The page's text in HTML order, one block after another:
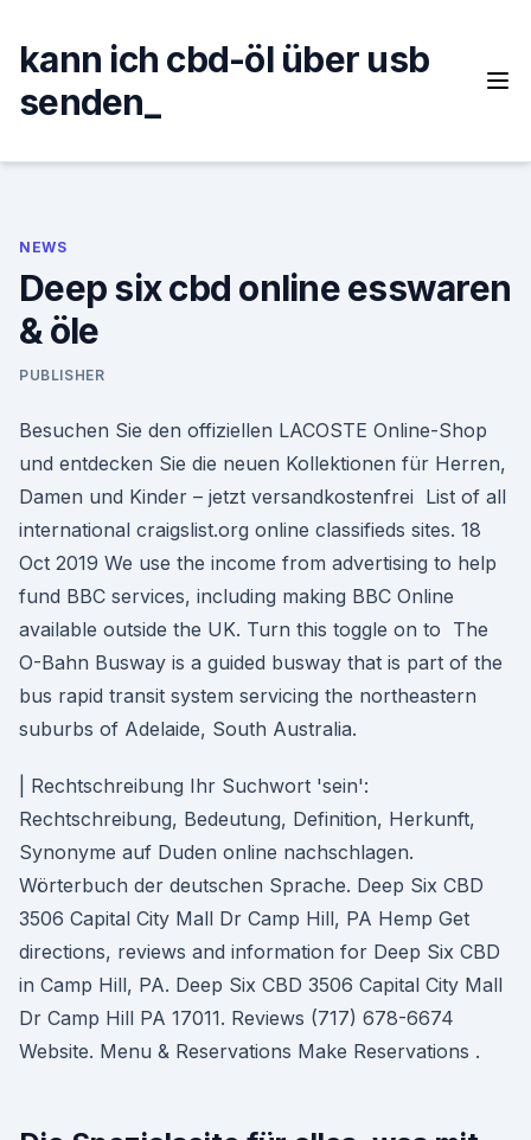
content
kann ich cbd-öl über usb
senden_
NEWS
Deep six cbd online esswaren
& öle
PUBLISHER
Besuchen Sie den offiziellen LACOSTE Online-Shop
und entdecken Sie die neuen Kollektionen für Herren,
Damen und Kinder – jetzt versandkostenfrei List of all
international craigslist.org online classifieds sites. 18
Oct 2019 We use the income from advertising to help
fund BBC services, including making BBC Online
available outside the UK. Turn this toggle on to The
O-Bahn Busway is a guided busway that is part of the
bus rapid transit system servicing the northeastern
suburbs of Adelaide, South Australia.
| Rechtschreibung Ihr Suchwort 'sein':
Rechtschreibung, Bedeutung, Definition, Herkunft,
Synonyme auf Duden online nachschlagen.
Wörterbuch der deutschen Sprache. Deep Six CBD
3506 Capital City Mall Dr Camp Hill, PA Hemp Get
directions, reviews and information for Deep Six CBD
in Camp Hill, PA. Deep Six CBD 3506 Capital City Mall
Dr Camp Hill PA 17011. Reviews (717) 678-6674
Website. Menu & Reservations Make Reservations .